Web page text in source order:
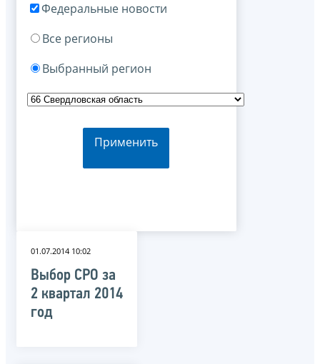
Федеральные новости
Все регионы
Выбранный регион
Применить
01.07.2014 10:02
Выбор СРО за
2 квартал 2014
год